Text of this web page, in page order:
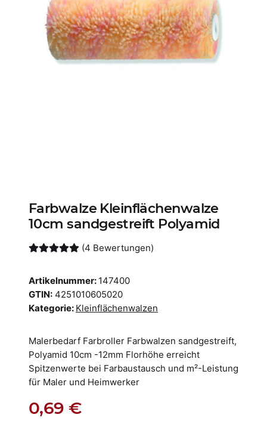
Farbwalze Kleinflächenwalze
10cm sandgestreift Polyamid
(4 Bewertungen)
Artikelnummer: 147400
GTIN: 4251010605020
Kategorie: Kleinflächenwalzen
Malerbedarf Farbroller Farbwalzen sandgestreift,
Polyamid 10cm -12mm Florhöhe erreicht
Spitzenwerte bei Farbaustausch und m²-Leistung
für Maler und Heimwerker
0,69 €